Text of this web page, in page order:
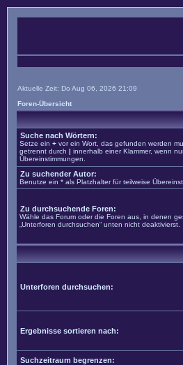
Aktuelle Zeit: Do Aug 06, 2026 21:09
Foren-Übersicht
Suche nach Wörtern:
Setze ein + vor ein Wort, das gefunden werden
getrennt durch | innerhalb einer Klammer, wenn
Übereinstimmungen.
Zu suchender Autor:
Benutze ein * als Platzhalter für teilweise
Zu durchsuchende Foren:
Wähle das Forum oder die Foren aus, in denen
„Unterforen durchsuchen“ unten nicht deaktivierst.
Unterforen durchsuchen:
Ergebnisse sortieren nach:
Suchzeitraum begrenzen: